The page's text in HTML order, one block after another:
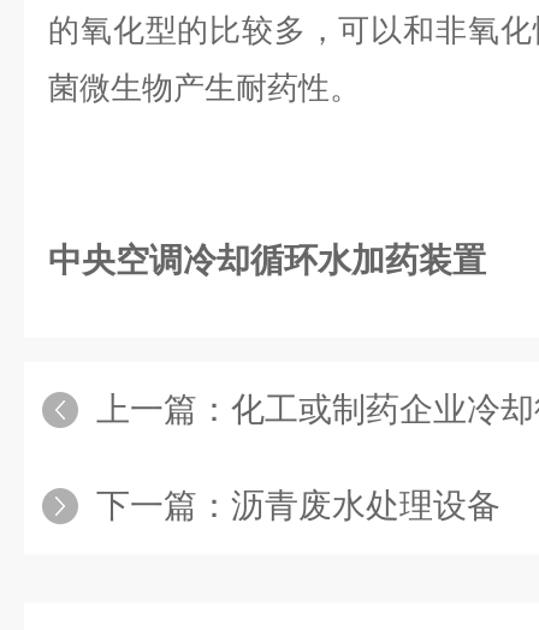
的氧化型的比较多，可以和非氧
菌微生物产生耐药性。
中央空调冷却循环水加药装置
上一篇： 化工或制药企业冷
下一篇： 沥青废水处理设备